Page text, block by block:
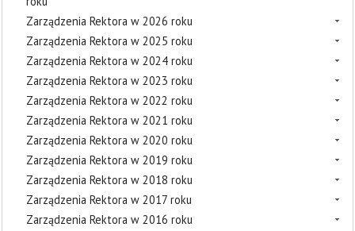
Zarządzenia Rektora w 2026 roku
Zarządzenia Rektora w 2025 roku
Zarządzenia Rektora w 2024 roku
Zarządzenia Rektora w 2023 roku
Zarządzenia Rektora w 2022 roku
Zarządzenia Rektora w 2021 roku
Zarządzenia Rektora w 2020 roku
Zarządzenia Rektora w 2019 roku
Zarządzenia Rektora w 2018 roku
Zarządzenia Rektora w 2017 roku
Zarządzenia Rektora w 2016 roku